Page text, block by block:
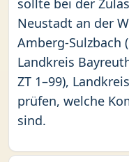
sollte bei der
Neustadt an der
Amberg-Sulzbach
Landkreis
ZT 1–99),
prüfen, welche
sind.